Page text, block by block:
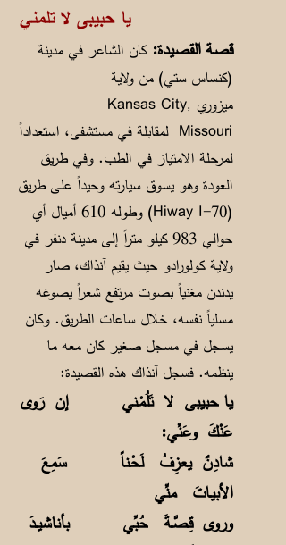
يا حبيبى لا تلمني
قصة القصيدة: كان الشاعر في مدينة
(كنساس ستي) من ولاية
ميزوري Kansas City,
Missouri لمقابلة في مستشفى، استعداداً
لمرحلة الامتياز في الطب. وفي طريق
العودة وهو يسوق سيارته وحيداً على طريق
(Hiway I-70) وطوله 610 أميال أي
حوالي 983 كيلو متراً إلى مدينة دنفر في
ولاية كولورادو حيث يقيم آنذاك، صار
يدندن مغنياً بصوت مرتفع شعراً يصوغه
مسلياً نفسه، خلال ساعات الطريق. وكان
يسجل في مسجل صغير كان معه ما
ينظمه. فسجل آنذاك هذه القصيدة:
يا حبيبى لا تَلُمْـني إن رَوى
عَنْكَ وعَنِّي:
شادِنٌ يعزِفُ لَحْـناًسَمِعَ
الأبيـاتَ منِّي
وروى قِـصَّـةَ حُبِّيبأناشيــدَ